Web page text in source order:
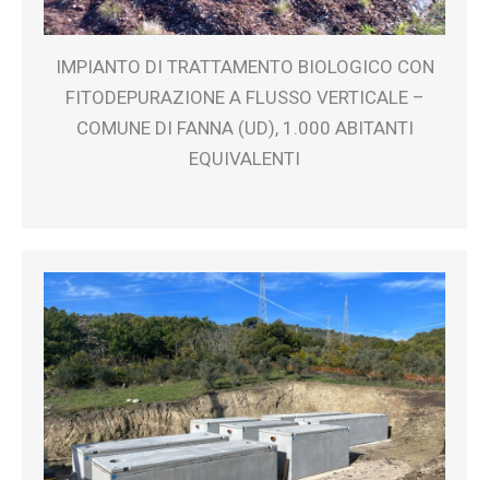
IMPIANTO DI TRATTAMENTO BIOLOGICO CON
FITODEPURAZIONE A FLUSSO VERTICALE –
COMUNE DI FANNA (UD), 1.000 ABITANTI
EQUIVALENTI